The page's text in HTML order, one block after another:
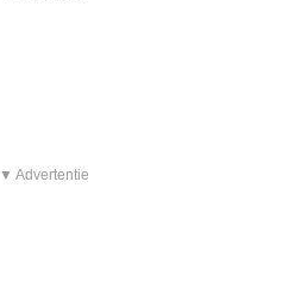
▼ Advertentie